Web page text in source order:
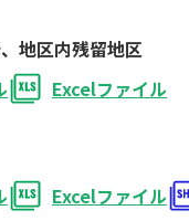
地区内残留地区
Excelファイル
Excelファイル